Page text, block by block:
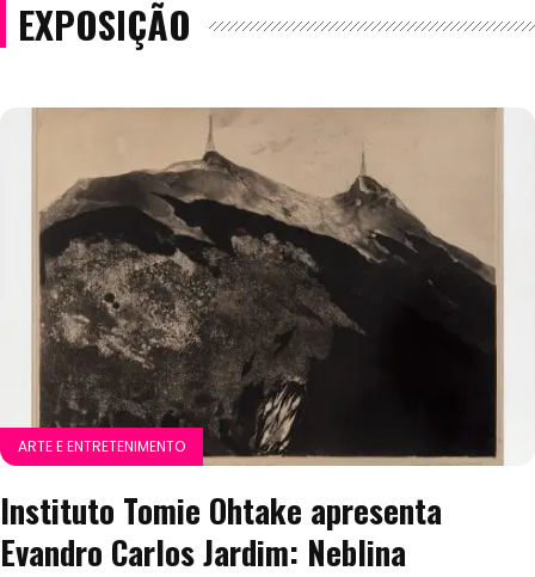
EXPOSIÇÃO
ARTE E ENTRETENIMENTO
Instituto Tomie Ohtake apresenta
Evandro Carlos Jardim: Neblina